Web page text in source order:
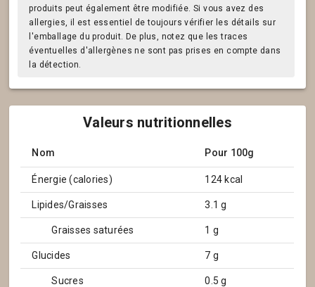
produits peut également être modifiée. Si vous avez des
allergies, il est essentiel de toujours vérifier les détails sur
l'emballage du produit. De plus, notez que les traces
éventuelles d'allergènes ne sont pas prises en compte dans
la détection.
Valeurs nutritionnelles
Nom Pour 100g
Énergie (calories) 124 kcal
Lipides/Graisses 3.1 g
Graisses saturées 1 g
Glucides 7 g
Sucres 0.5 g